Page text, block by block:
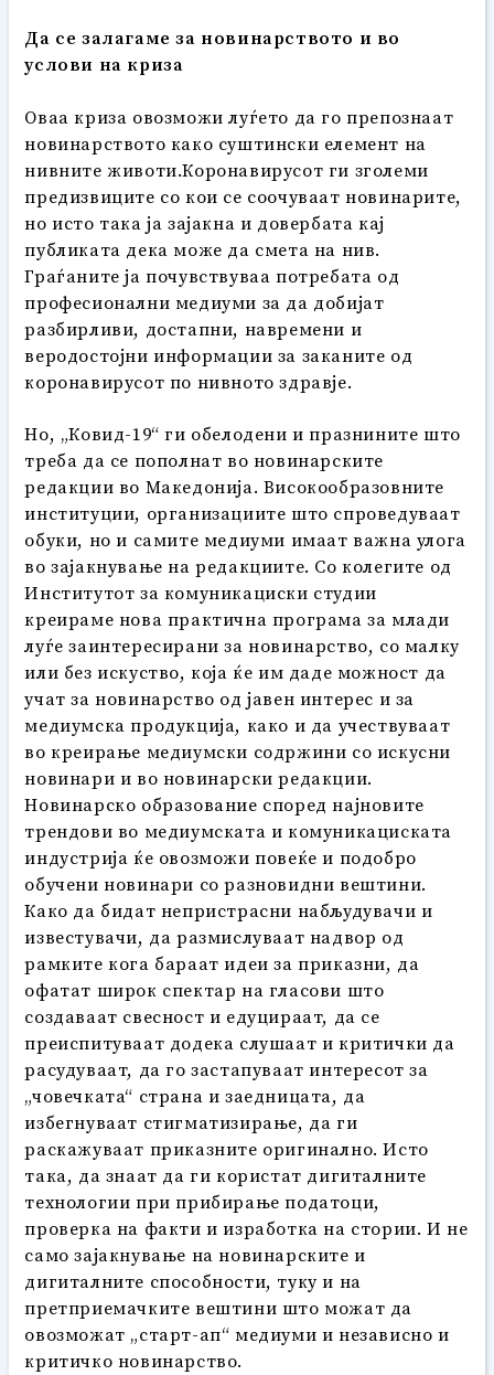
Да се залагаме за новинарството и во
услови на криза
Оваа криза овозможи луѓето да го препознаат
новинарството како суштински елемент на
нивните животи.Коронавирусот ги зголеми
предизвиците со кои се соочуваат новинарите,
но исто така ја зајакна и довербата кај
публиката дека може да смета на нив.
Граѓаните ја почувствуваа потребата од
професионални медиуми за да добијат
разбирливи, достапни, навремени и
веродостојни информации за заканите од
коронавирусот по нивното здравје.
Но, „Ковид-19“ ги обелодени и празнините што
треба да се пополнат во новинарските
редакции во Македонија. Високообразовните
институции, организациите што спроведуваат
обуки, но и самите медиуми имаат важна улога
во зајакнување на редакциите. Со колегите од
Институтот за комуникациски студии
креираме нова практична програма за млади
луѓе заинтересирани за новинарство, со малку
или без искуство, која ќе им даде можност да
учат за новинарство од јавен интерес и за
медиумска продукција, како и да учествуваат
во креирање медиумски содржини со искусни
новинари и во новинарски редакции.
Новинарско образование според најновите
трендови во медиумската и комуникациската
индустрија ќе овозможи повеќе и подобро
обучени новинари со разновидни вештини.
Како да бидат непристрасни набљудувачи и
известувачи, да размислуваат надвор од
рамките кога бараат идеи за приказни, да
офатат широк спектар на гласови што
создаваат свесност и едуцираат, да се
преиспитуваат додека слушаат и критички да
расудуваат, да го застапуваат интересот за
„човечката“ страна и заедницата, да
избегнуваат стигматизирање, да ги
раскажуваат приказните оригинално. Исто
така, да знаат да ги користат дигиталните
технологии при прибирање податоци,
проверка на факти и изработка на стории. И не
само зајакнување на новинарските и
дигиталните способности, туку и на
претприемачките вештини што можат да
овозможат „старт-ап“ медиуми и независно и
критичко новинарство.